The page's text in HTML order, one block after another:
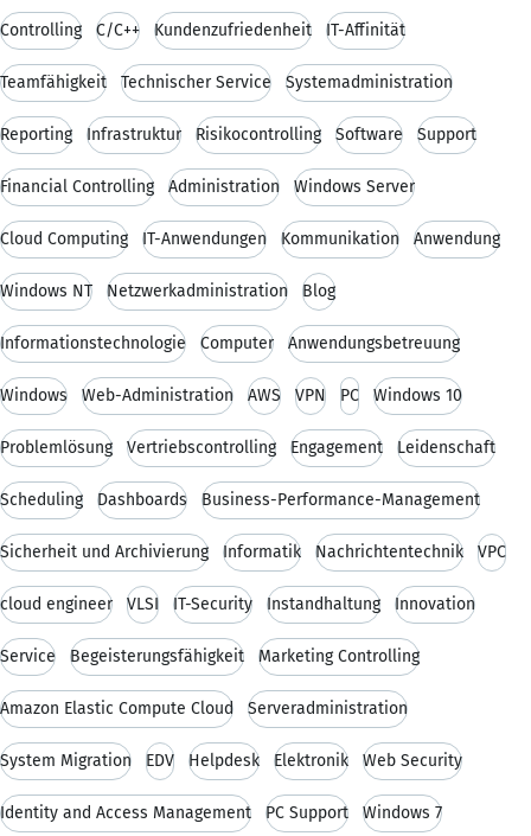
Controlling C/C++ Kundenzufriedenheit IT-Affinität
Teamfähigkeit Technischer Service Systemadministration
Reporting Infrastruktur Risikocontrolling Software Support
Financial Controlling Administration Windows Server
Cloud Computing IT-Anwendungen Kommunikation Anwendung
Windows NT Netzwerkadministration Blog
Informationstechnologie Computer Anwendungsbetreuung
Windows Web-Administration AWS VPN PC Windows 10
Problemlösung Vertriebscontrolling Engagement Leidenschaft
Scheduling Dashboards Business-Performance-Management
Sicherheit und Archivierung Informatik Nachrichtentechnik VPC
cloud engineer VLSI IT-Security Instandhaltung Innovation
Service Begeisterungsfähigkeit Marketing Controlling
Amazon Elastic Compute Cloud Serveradministration
System Migration EDV Helpdesk Elektronik Web Security
Identity and Access Management PC Support Windows 7